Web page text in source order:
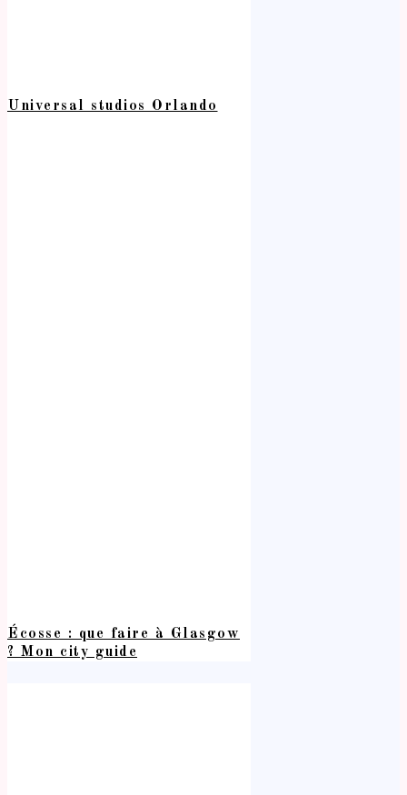
Universal studios Orlando
Écosse : que faire à Glasgow
? Mon city guide